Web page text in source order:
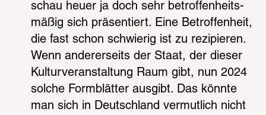
schau heuer ja doch sehr betrof­fen­heits­
mä­ßig sich präsen­tiert. Eine Betrof­fen­heit,
die fast schon schwie­rig ist zu rezi­pie­ren.
Wenn ande­rer­seits der Staat, der dieser
Kultur­ver­an­stal­tung Raum gibt, nun 2024
solche Form­blät­ter ausgibt. Das könnte
man sich in Deutsch­land vermut­lich nicht